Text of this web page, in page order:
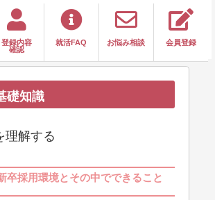
登録内容
確認
就活FAQ お悩み相談 会員登録
礎知識
理解する
卒採用環境とその中でできること